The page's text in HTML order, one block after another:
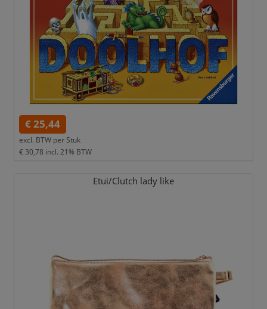
€ 25,44
excl. BTW per Stuk
€ 30,78 incl. 21% BTW
Etui/Clutch lady like